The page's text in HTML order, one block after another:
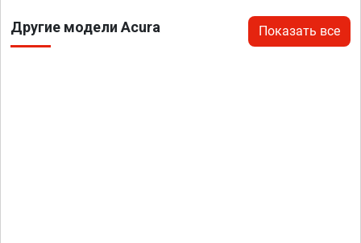
Другие модели Acura Показать все